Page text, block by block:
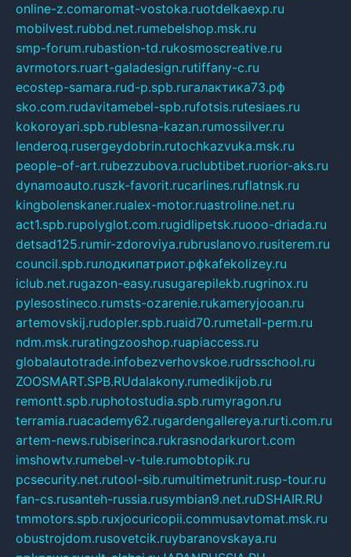
online-z.comaromat-vostoka.ruotdelkaexp.ru
mobilvest.rubbd.net.rumebelshop.msk.ru
smp-forum.rubastion-td.rukosmoscreative.ru
avrmotors.ruart-galadesign.rutiffany-c.ru
ecostep-samara.rud-p.spb.ruгалактика73.рф
sko.com.rudavitamebel-spb.rufotsis.rutesiaes.ru
kokoroyari.spb.rublesna-kazan.rumossilver.ru
lenderoq.rusergeydobrin.rutochkazvuka.msk.ru
people-of-art.rubezzubova.ruclubtibet.ruorior-aks.ru
dynamoauto.ruszk-favorit.rucarlines.ruflatnsk.ru
kingbolenskaner.rualex-motor.ruastroline.net.ru
act1.spb.rupolyglot.com.rugidlipetsk.ruooo-driada.ru
detsad125.rumir-zdoroviya.rubruslanovo.rusiterem.ru
council.spb.ruлодкипатриот.рфkafekolizey.ru
iclub.net.rugazon-easy.rusugarepilekb.rugrinox.ru
pylesostineco.rumsts-ozarenie.rukameryjooan.ru
artemovskij.rudopler.spb.ruaid70.rumetall-perm.ru
ndm.msk.ruratingzooshop.ruapiaccess.ru
globalautotrade.infobezverhovskoe.rudrsschool.ru
ZOOSMART.SPB.RUdalakony.rumedikijob.ru
remontt.spb.ruphotostudia.spb.rumyragon.ru
terramia.ruacademy62.rugardengallereya.rurti.com.ru
artem-news.rubiserinca.rukrasnodarkurort.com
imshowtv.rumebel-v-tule.rumobtopik.ru
pcsecurity.net.rutool-sib.rumultimetrunit.rusp-tour.ru
fan-cs.rusanteh-russia.rusymbian9.net.ruDSHAIR.RU
tmmotors.spb.ruxjocuricopii.commusavtomat.msk.ru
obustrojdom.rusovetcik.ruybaranovskaya.ru